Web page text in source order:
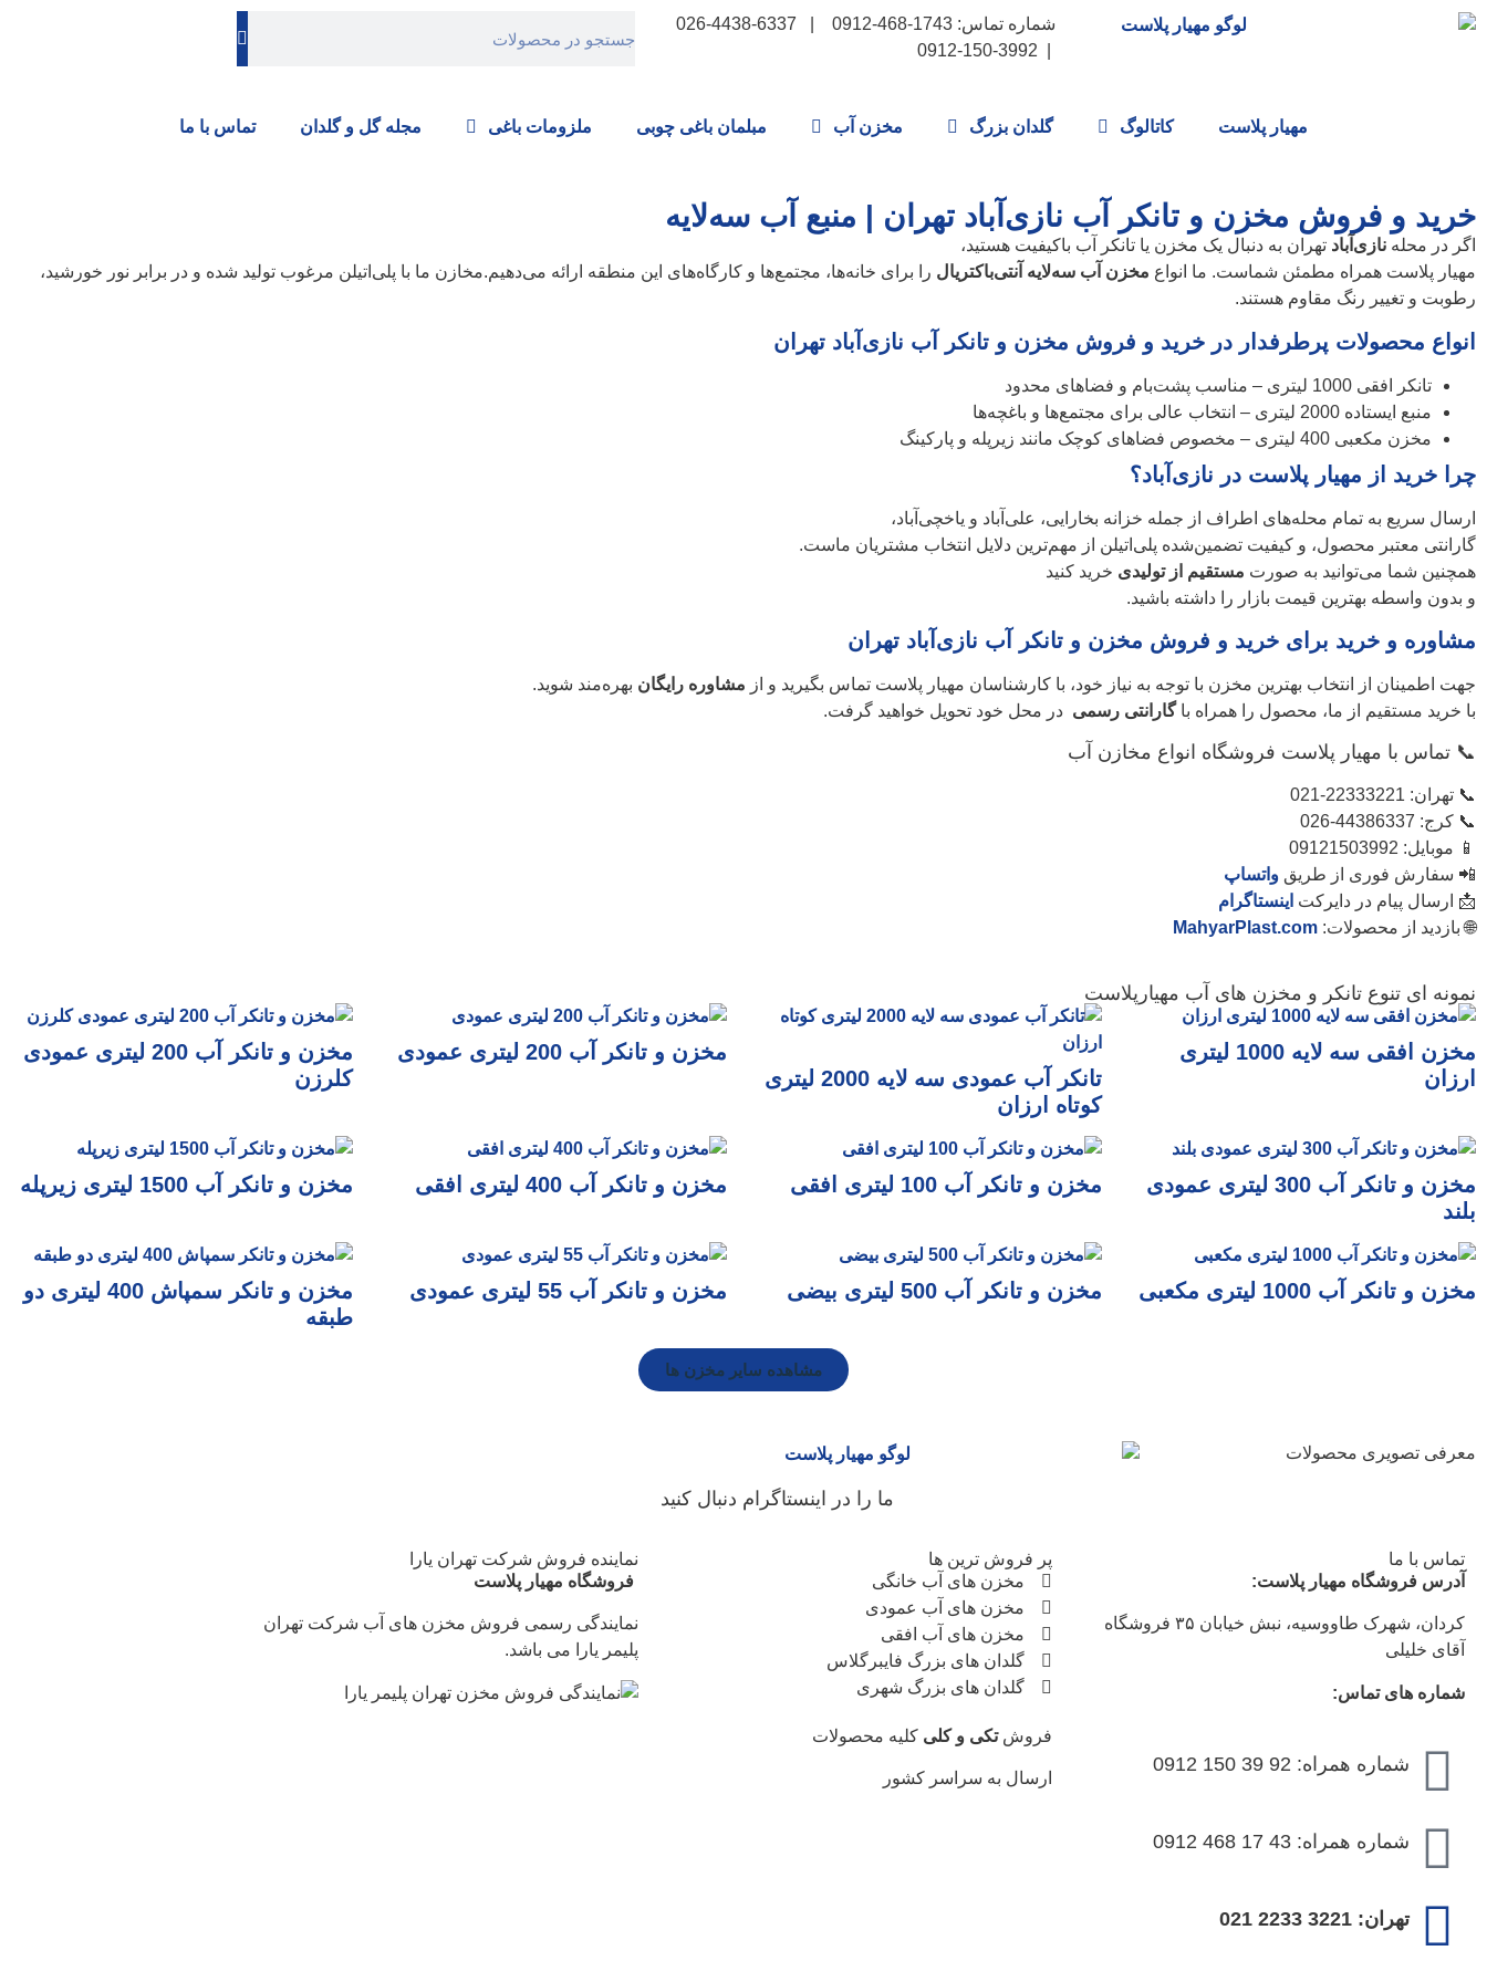
شماره تماس: 1743-468-0912 | 6337-4438-026
مهیار پلاست کاتالوگ گلدان بزرگ مخزن آب مبلمان باغی چوبی ملزومات باغی مجله گل و گلدان تماس با ما
خرید و فروش مخزن و تانکر آب نازی‌آباد تهران | منبع آب سه‌لایه
اگر در محله نازی‌آباد تهران به دنبال یک مخزن یا تانکر آب باکیفیت هستید،
مهیار پلاست همراه مطمئن شماست. ما انواع مخزن آب سه‌لایه آنتی‌باکتریال را برای خانه‌ها، مجتمع‌ها و کارگاه‌های این منطقه ارائه می‌دهیم.مخازن ما با پلی‌اتیلن مرغوب تولید شده و در برابر نور خورشید،
رطوبت و تغییر رنگ مقاوم هستند.
انواع محصولات پرطرفدار در خرید و فروش مخزن و تانکر آب نازی‌آباد تهران
تانکر افقی 1000 لیتری – مناسب پشت‌بام و فضاهای محدود
منبع ایستاده 2000 لیتری – انتخاب عالی برای مجتمع‌ها و باغچه‌ها
مخزن مکعبی 400 لیتری – مخصوص فضاهای کوچک مانند زیرپله و پارکینگ
چرا خرید از مهیار پلاست در نازی‌آباد؟
ارسال سریع به تمام محله‌های اطراف از جمله خزانه بخارایی، علی‌آباد و یاخچی‌آباد،
گارانتی معتبر محصول، و کیفیت تضمین‌شده پلی‌اتیلن از مهم‌ترین دلایل انتخاب مشتریان ماست.
همچنین شما می‌توانید به صورت مستقیم از تولیدی خرید کنید
و بدون واسطه بهترین قیمت بازار را داشته باشید.
مشاوره و خرید برای خرید و فروش مخزن و تانکر آب نازی‌آباد تهران
جهت اطمینان از انتخاب بهترین مخزن با توجه به نیاز خود، با کارشناسان مهیار پلاست تماس بگیرید و از مشاوره رایگان بهره‌مند شوید.
با خرید مستقیم از ما، محصول را همراه باگارانتی رسمی در محل خود تحویل خواهید گرفت.
📞 تماس با مهیار پلاست فروشگاه انواع مخازن آب
📞 تهران: 22333221-021
📞 کرج: 44386337-026
📱 موبایل: 09121503992
📲 سفارش فوری از طریق واتساپ
📩 ارسال پیام در دایرکت اینستاگرام
🌐 بازدید از محصولات: MahyarPlast.com
نمونه ای تنوع تانکر و مخزن های آب مهیارپلاست
مخزن افقی سه لایه 1000 لیتری
ارزان
تانکر آب عمودی سه لایه 2000 لیتری
کوتاه ارزان
مخزن و تانکر آب 200 لیتری عمودی
مخزن و تانکر آب 200 لیتری عمودی
کلرزن
مخزن و تانکر آب 300 لیتری عمودی
بلند
مخزن و تانکر آب 100 لیتری افقی مخزن و تانکر آب 400 لیتری افقی مخزن و تانکر آب 1500 لیتری زیرپله
مخزن و تانکر آب 1000 لیتری مکعبی مخزن و تانکر آب 500 لیتری بیضی مخزن و تانکر آب 55 لیتری عمودی
مخزن و تانکر سمپاش 400 لیتری دو
طبقه
مشاهده سایر مخزن ها
معرفی تصویری محصولات
ما را در اینستاگرام دنبال کنید
تماس با ما
آدرس فروشگاه مهیار پلاست:
کردان، شهرک طاووسیه، نبش خیابان ۳۵ فروشگاه
آقای خلیلی
شماره های تماس:
شماره همراه: 92 39 150 0912
شماره همراه: 43 17 468 0912
تهران: 3221 2233 021
پر فروش ترین ها
مخزن های آب خانگی
مخزن های آب عمودی
مخزن های آب افقی
گلدان های بزرگ فایبرگلاس
گلدان های بزرگ شهری
فروشتکی و کلی کلیه محصولات
ارسال به سراسر کشور
نماینده فروش شرکت تهران یارا
فروشگاه مهیار پلاست
نمایندگی رسمی فروش مخزن های آب شرکت تهران
پلیمر یارا می باشد.